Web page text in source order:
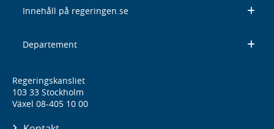
Innehåll på regeringen.se
Departement
Regeringskansliet
103 33 Stockholm
Växel 08-405 10 00